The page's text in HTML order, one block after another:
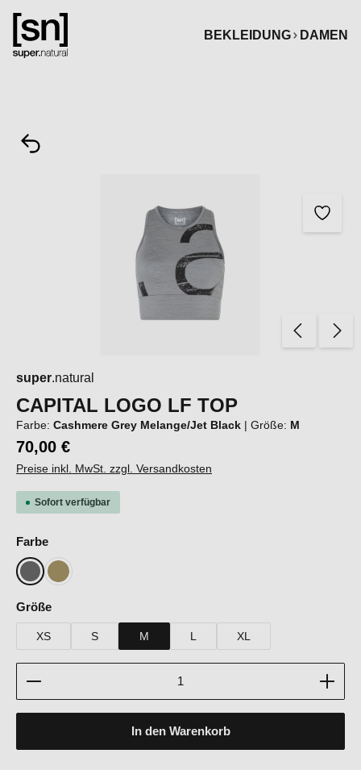
springen
BEKLEIDUNG
DAMEN
super.natural
CAPITAL LOGO LF TOP
Farbe: Cashmere Grey Melange/Jet Black | Größe: M
70,00 €
Preise inkl. MwSt. zzgl. Versandkosten
Sofort verfügbar
Farbeauswählen
Cashmere Grey Melange/Jet Black
Sahara/Dried Tobacco
Größeauswählen
XS S M L XL
Produkt Anzahl: Gib den gewünschten Wert ein
In den Warenkorb